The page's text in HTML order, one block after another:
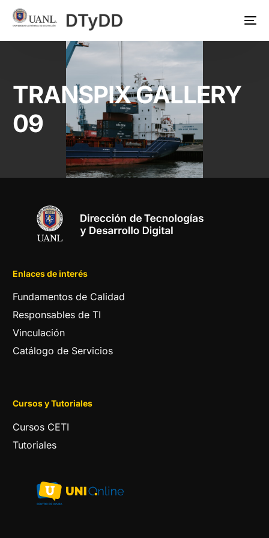
TRANSPIX GALLERY
09
Enlaces de interés
Fundamentos de Calidad
Responsables de TI
Vinculación
Catálogo de Servicios
Cursos y Tutoriales
Cursos CETI
Tutoriales